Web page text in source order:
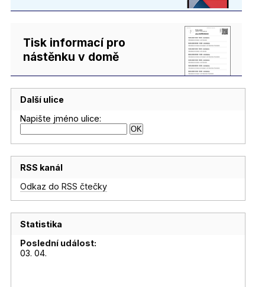
Tisk informací pro
nástěnku v domě
Další ulice
Napište jméno ulice:
RSS kanál
Odkaz do RSS čtečky
Statistika
Poslední událost:
03. 04.